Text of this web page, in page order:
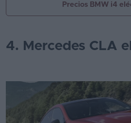
Precios BMW i4
4. Mercedes CLA